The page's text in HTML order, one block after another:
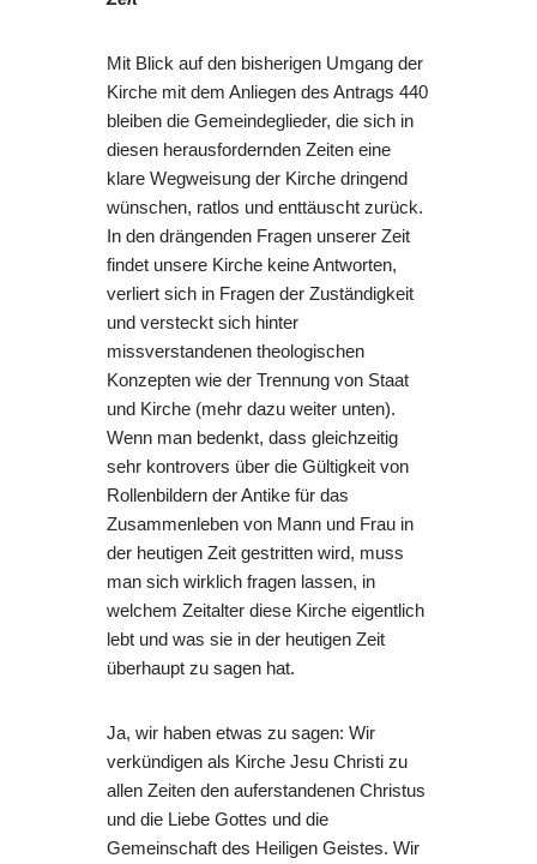
Mit Blick auf den bisherigen Umgang der
Kirche mit dem Anliegen des Antrags 440
bleiben die Gemeindeglieder, die sich in
diesen herausfordernden Zeiten eine
klare Wegweisung der Kirche dringend
wünschen, ratlos und enttäuscht zurück.
In den drängenden Fragen unserer Zeit
findet unsere Kirche keine Antworten,
verliert sich in Fragen der Zuständigkeit
und versteckt sich hinter
missverstandenen theologischen
Konzepten wie der Trennung von Staat
und Kirche (mehr dazu weiter unten).
Wenn man bedenkt, dass gleichzeitig
sehr kontrovers über die Gültigkeit von
Rollenbildern der Antike für das
Zusammenleben von Mann und Frau in
der heutigen Zeit gestritten wird, muss
man sich wirklich fragen lassen, in
welchem Zeitalter diese Kirche eigentlich
lebt und was sie in der heutigen Zeit
überhaupt zu sagen hat.
Ja, wir haben etwas zu sagen: Wir
verkündigen als Kirche Jesu Christi zu
allen Zeiten den auferstandenen Christus
und die Liebe Gottes und die
Gemeinschaft des Heiligen Geistes. Wir